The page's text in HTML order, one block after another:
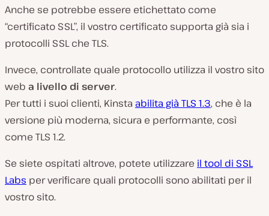
Anche se potrebbe essere etichettato come
“certificato SSL”, il vostro certificato supporta già sia i
protocolli SSL che TLS.
Invece, controllate quale protocollo utilizza il vostro sito
web a livello di server.
Per tutti i suoi clienti, Kinsta abilita già TLS 1.3, che è la
versione più moderna, sicura e performante, così
come TLS 1.2.
Se siete ospitati altrove, potete utilizzare il tool di SSL
Labs per verificare quali protocolli sono abilitati per il
vostro sito.